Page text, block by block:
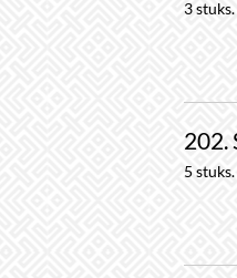
3 stuks.
202.
5 stuks.